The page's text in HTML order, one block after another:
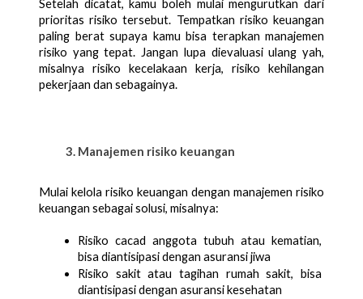
Setelah dicatat, kamu boleh mulai mengurutkan dari
prioritas risiko tersebut. Tempatkan risiko keuangan
paling berat supaya kamu bisa terapkan manajemen
risiko yang tepat. Jangan lupa dievaluasi ulang yah,
misalnya risiko kecelakaan kerja, risiko kehilangan
pekerjaan dan sebagainya.
Manajemen risiko keuangan
Mulai kelola risiko keuangan dengan manajemen risiko
keuangan sebagai solusi, misalnya:
Risiko cacad anggota tubuh atau kematian,
bisa diantisipasi dengan asuransi jiwa
Risiko sakit atau tagihan rumah sakit, bisa
diantisipasi dengan asuransi kesehatan